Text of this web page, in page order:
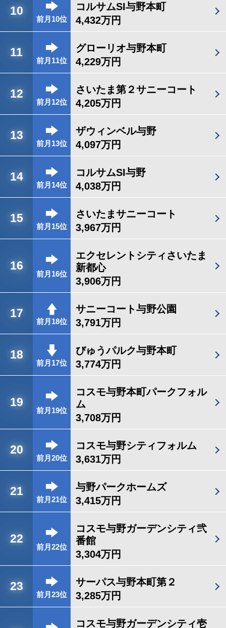
10
前月10位
コルサムSI与野本町
4,432万円
11
前月11位
グローリオ与野本町
4,229万円
12
前月12位
さいたま第２サニーコート
4,205万円
13
前月13位
ザウィンベル与野
4,097万円
14
前月14位
コルサムSI与野
4,038万円
15
前月15位
さいたまサニーコート
3,967万円
16
前月16位
エクセレントシティさいたま
新都心
3,906万円
17
前月18位
サニーコート与野公園
3,791万円
18
前月17位
びゅうパルク与野本町
3,774万円
19
前月19位
コスモ与野本町パークフォル
ム
3,708万円
20
前月20位
コスモ与野シティフォルム
3,631万円
21
前月21位
与野パークホームズ
3,415万円
22
前月22位
コスモ与野ガーデンシティ弐
番館
3,304万円
23
前月23位
サーパス与野本町第２
3,285万円
コスモ与野ガーデンシティ壱